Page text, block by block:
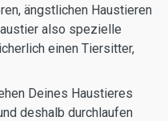
ängstlichen Haustieren
also spezielle
einen Tiersitter,
Deines Haustieres
deshalb durchlaufen